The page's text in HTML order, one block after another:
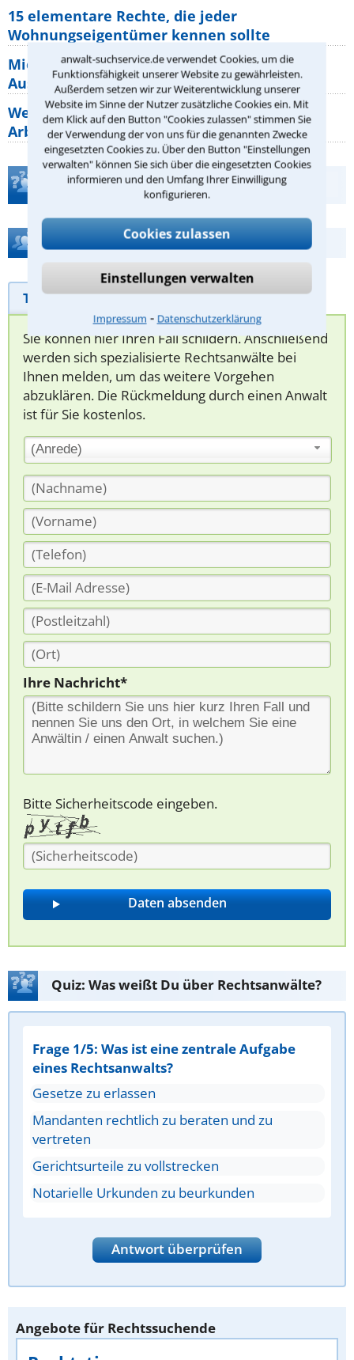
anwalt-suchservice.de verwendet Cookies, um die
Funktionsfähigkeit unserer Website zu gewährleisten.
Außerdem setzen wir zur Weiterentwicklung unserer
Website im Sinne der Nutzer zusätzliche Cookies ein. Mit
dem Klick auf den Button "Cookies zulassen" stimmen Sie
der Verwendung der von uns für die genannten Zwecke
eingesetzten Cookies zu. Über den Button "Einstellungen
verwalten" können Sie sich über die eingesetzten Cookies
informieren und den Umfang Ihrer Einwilligung
konfigurieren.
Cookies zulassen
Einstellungen verwalten
Impressum ⁃ Datenschutzerklärung
15 elementare Rechte, die jeder
Wohnungseigentümer kennen sollte
Mietpreisbremse 2026: Alle Regeln,
Ausnahmen und Rechte für Mieter
Welche Regeln für Teilnahme, Urlaub,
Arbeitszeit gelten beim
Teste Dein Rechtswissen
Hilfe bei Ihrer Anwaltsuche?
Telefonhilfe Beratungsanfrage
Sie können hier Ihren Fall schildern. Anschließend
werden sich spezialisierte Rechtsanwälte bei
Ihnen melden, um das weitere Vorgehen
abzuklären. Die Rückmeldung durch einen Anwalt
ist für Sie kostenlos.
(Anrede)
Ihre Nachricht*
Bitte Sicherheitscode eingeben.
Quiz: Was weißt Du über Rechtsanwälte?
Frage 1/5: Was ist eine zentrale Aufgabe
eines Rechtsanwalts?
Gesetze zu erlassen
Mandanten rechtlich zu beraten und zu
vertreten
Gerichtsurteile zu vollstrecken
Notarielle Urkunden zu beurkunden
Antwort überprüfen
Angebote für Rechtssuchende